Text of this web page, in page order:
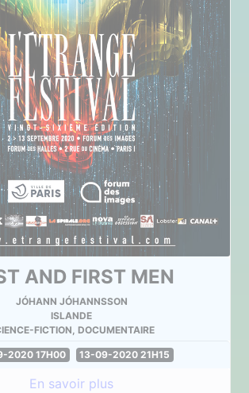
AND FIRST MEN
JÓHANN JÓHANNSSON
ISLANDE
FICTION, DOCUMENTAIRE
2020 17H00 13-09-2020 21H15
En savoir plus